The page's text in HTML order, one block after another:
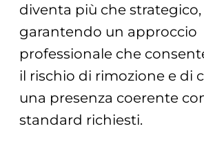
diventa più che strategico,
garantendo un approccio
professionale che
il rischio di rimozione e di
una presenza coerente
standard richiesti.